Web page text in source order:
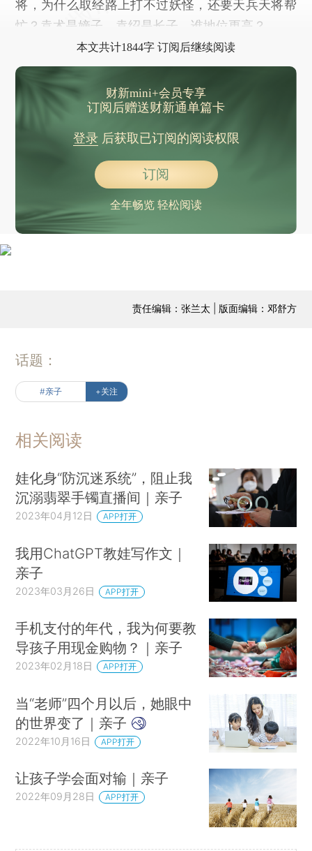
将，为什么取经路上打不过妖怪，还要天兵天将帮
忙？袁术是嫡子，袁绍是长子，谁地位更高？……
本文共计1844字 订阅后继续阅读
财新mini+会员专享
订阅后赠送财新通单篇卡
登录后获取已订阅的阅读权限
订阅
全年畅览 轻松阅读
责任编辑：张兰太 | 版面编辑：邓舒方
话题：
#亲子 +关注
相关阅读
娃化身“防沉迷系统”，阻止我
沉溺翡翠手镯直播间｜亲子
2023年04月12日 APP打开
我用ChatGPT教娃写作文｜
亲子
2023年03月26日 APP打开
手机支付的年代，我为何要教
导孩子用现金购物？｜亲子
2023年02月18日 APP打开
当“老师”四个月以后，她眼中
的世界变了｜亲子
2022年10月16日 APP打开
让孩子学会面对输｜亲子
2022年09月28日 APP打开